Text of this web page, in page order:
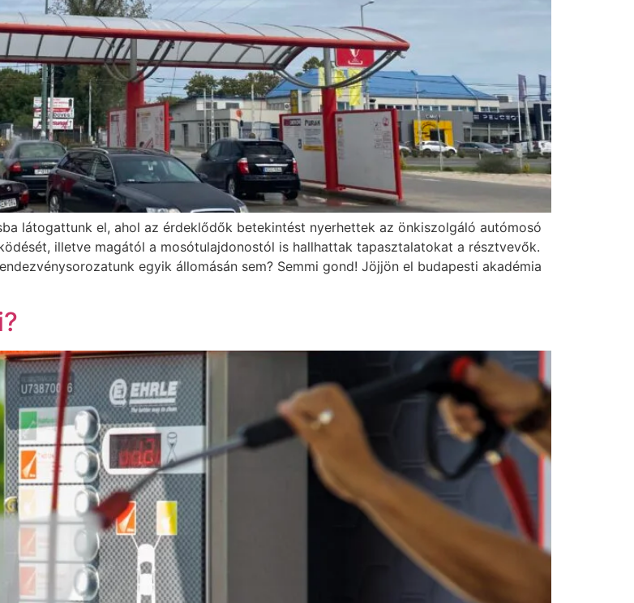
látogattunk el, ahol az érdeklődők betekintést nyerhettek az önkiszolgáló autómosó
illetve magától a mosótulajdonostól is hallhattak tapasztalatokat a résztvevők.
egyik állomásán sem? Semmi gond! Jöjjön el budapesti akadémia